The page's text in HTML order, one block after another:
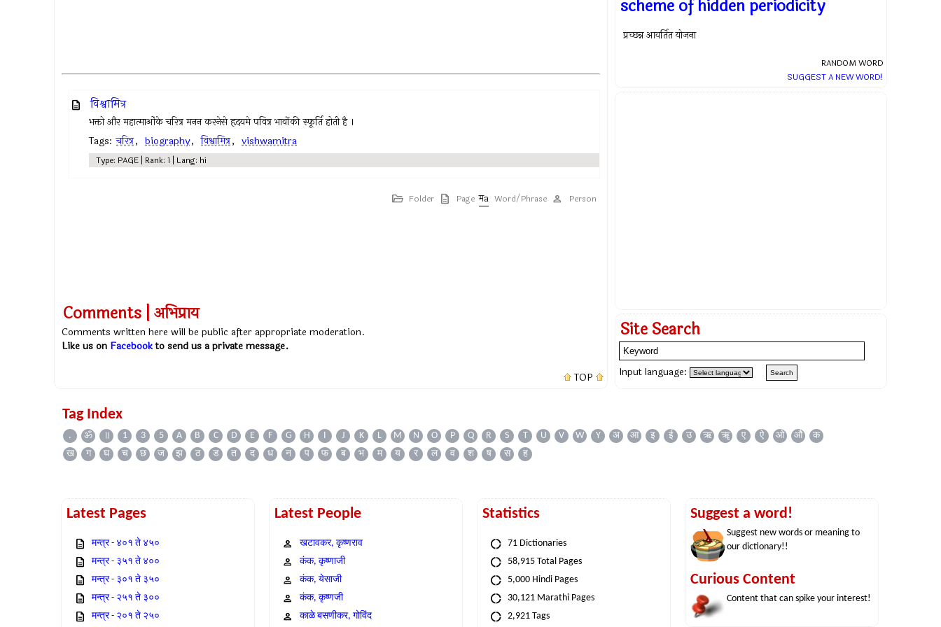
विश्वामित्र
भक्तो और महात्माओंके चरित्र मनन करनेसे हृदयमे पवित्र भावोंकी स्फूर्ति होती है ।
Tags: चरित्र, biography, विश्वामित्र, vishwamitra
Type: PAGE | Rank: 1 | Lang: hi
Folder Page Word/Phrase Person
Comments | अभिप्राय
Comments written here will be public after appropriate moderation.
Like us on Facebookto send us a private message.
TOP
scheme of hidden periodicity
प्रच्छन्न आवर्तित योजना
RANDOM WORD
SUGGEST A NEW WORD!
Site Search
Input language:
Tag Index
. ॐ ॥ 1 3 5 A B C D E F G H I J K L M N O P Q R S T U V W Y अ आ इ ई उ ऋ ॠ ए ऐ ओ औ
क
ख
ग घ च छ ज झ ठ ड त द ध न प फ ब भ म य र ल व श ष स ह
Latest Pages
मन्त्र - ४०१ ते ४५०
मन्त्र - ३५१ ते ४००
मन्त्र - ३०१ ते ३५०
मन्त्र - २५१ ते ३००
मन्त्र - २०१ ते २५०
Latest People
खटावकर, कृष्णराव
कंक, कृष्णाजी
कंक, येसाजी
कंक, कृष्णजी
काळे बसणीकर, गोविंद
Statistics
71 Dictionaries
58,915 Total Pages
5,000 Hindi Pages
30,121 Marathi Pages
2,921 Tags
Suggest a word!
Suggest new words or meaning to
our dictionary!!
Curious Content
Content that can spike your interest!